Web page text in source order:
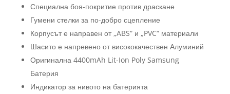
Специална боя-покритие против драскане
Гумени стелки за по-добро сцепление
Корпусът е направен от „ABS“ и „PVC“ материали
Шасито е напревено от висококачествен Алуминий
Оригинална 4400mAh Lit-Ion Poly Samsung
Батерия
Индикатор за нивото на батерията